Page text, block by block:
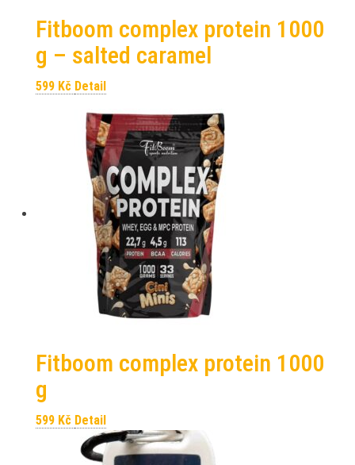
Fitboom complex protein 1000
g – salted caramel
599 Kč Detail
Fitboom complex protein 1000
g
599 Kč Detail